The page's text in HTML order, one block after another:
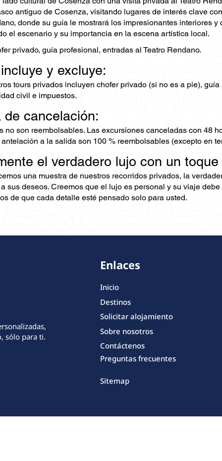
antiguo de Cosenza, visitando lugares de interés clave
donde su guía le mostrará los impresionantes interiores
el escenario y su importancia en la escena artística local.
privado, guía profesional, entradas al Teatro Rendano.
y excluye:
tours privados incluyen chofer privado (si no es a pie),
civil e impuestos.
de cancelación:
no son reembolsables. Las excursiones canceladas con 48
a la salida son 100 % reembolsables (excepto en
el verdadero lujo con un
una muestra de nuestros recorridos privados, la
sus deseos. Creemos que el lujo es personal y su viaje
de que cada detalle esté pensado solo para usted.
sólo para ti.
Enlaces
Inicio
Destinos
Solicitar alojamiento
Sobre nosotros
Contáctenos
Preguntas frecuentes
Sitemap